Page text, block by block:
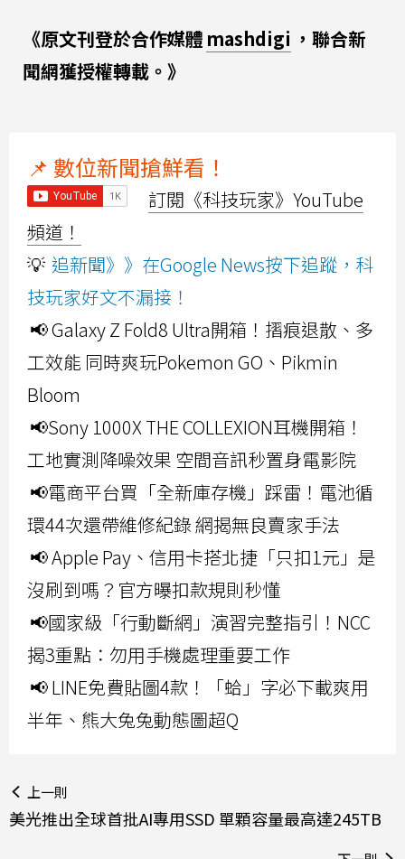
《原文刊登於合作媒體 mashdigi ，聯合新
聞網獲授權轉載。》
📌 數位新聞搶鮮看！
訂閱《科技玩家》YouTube
頻道！
💡 追新聞》》在Google News按下追蹤，科
技玩家好文不漏接！
📢 Galaxy Z Fold8 Ultra開箱！摺痕退散、多
工效能 同時爽玩Pokemon GO、Pikmin
Bloom
📢Sony 1000X THE COLLEXION耳機開箱！
工地實測降噪效果 空間音訊秒置身電影院
📢電商平台買「全新庫存機」踩雷！電池循
環44次還帶維修紀錄 網揭無良賣家手法
📢 Apple Pay、信用卡搭北捷「只扣1元」是
沒刷到嗎？官方曝扣款規則秒懂
📢國家級「行動斷網」演習完整指引！NCC
揭3重點：勿用手機處理重要工作
📢 LINE免費貼圖4款！「蛤」字必下載爽用
半年、熊大兔兔動態圖超Q
上一則
美光推出全球首批AI專用SSD 單顆容量最高達245TB